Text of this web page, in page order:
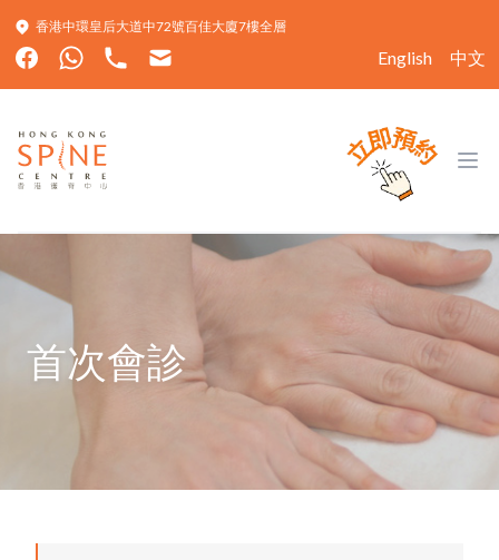
香港中環皇后大道中72號百佳大廈7樓全層
English 中文
Hong Kong Spine Centre
首次會診